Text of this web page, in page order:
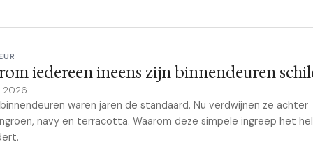
iedereen ineens zijn binnendeuren
2026
waren jaren de standaard. Nu verdwijnen ze achter
navy en terracotta. Waarom deze simpele ingreep het